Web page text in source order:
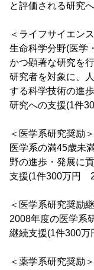
と評価される研究
＜ライフサイエン
生命科学分野(医学
かつ顕著な研究を
研究者を対象に、
する科学技術の進
研究への支援(1件
＜医学系研究奨励＞
医学系の満45歳未
野の進歩・発展に
支援(1件300万円
＜医学系研究奨励
2008年度の医学系
継続支援(1件300
＜薬学系研究奨励＞